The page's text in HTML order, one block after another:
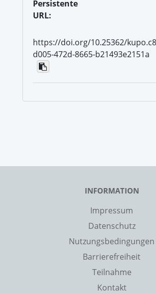
Persistente
URL:
https://doi.org/10.25362/
d005-472d-8665-b21493e2151a
INFORMATION
Impressum
Datenschutz
Nutzungsbedingungen
Barrierefreiheit
Teilnahme
Kontakt